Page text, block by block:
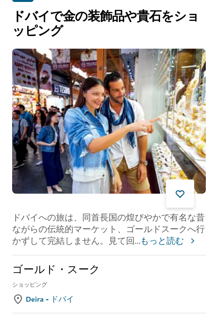
ドバイで金の装飾品や貴石をショ
ッピング
ドバイへの旅は、同首長国の煌びやかで有名な昔
ながらの伝統的マーケット、ゴールドスークへ行
かずして完結しません。見て回...もっと読む
ゴールド・スーク
ショッピング
Deira - ドバイ